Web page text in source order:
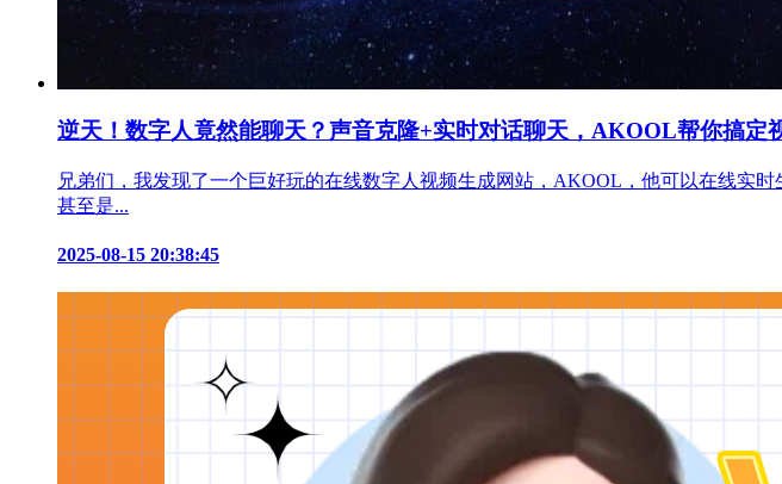
逆天！数字人竟然能聊天？声音克隆+实时对话聊天，AKOOL帮你搞定
兄弟们，我发现了一个巨好玩的在线数字人视频生成网站，AKOOL，他可以在线实
甚至是...
2025-08-15 20:38:45